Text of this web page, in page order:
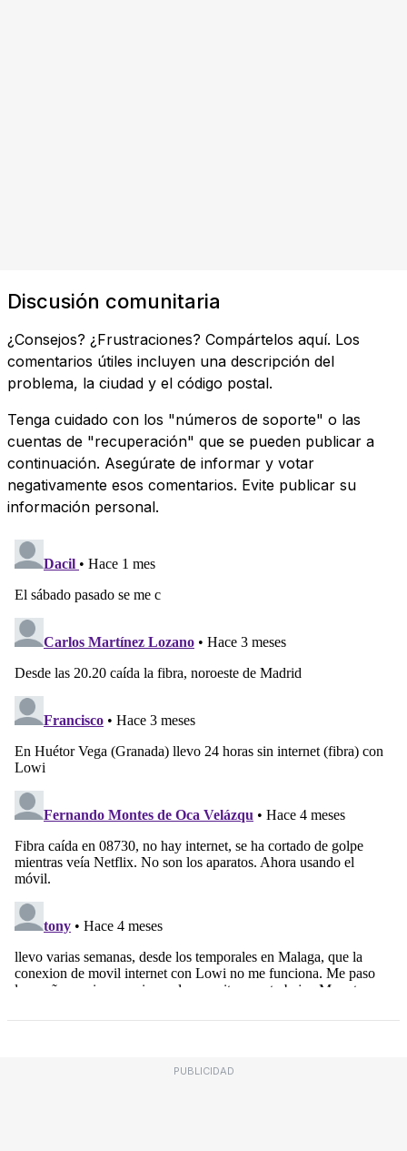
Discusión comunitaria
¿Consejos? ¿Frustraciones? Compártelos aquí. Los
comentarios útiles incluyen una descripción del
problema, la ciudad y el código postal.
Tenga cuidado con los "números de soporte" o las
cuentas de "recuperación" que se pueden publicar a
continuación. Asegúrate de informar y votar
negativamente esos comentarios. Evite publicar su
información personal.
PUBLICIDAD